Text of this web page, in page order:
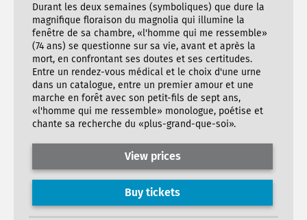
Durant les deux semaines (symboliques) que dure la
magnifique floraison du magnolia qui illumine la
fenêtre de sa chambre, «l'homme qui me ressemble»
(74 ans) se questionne sur sa vie, avant et après la
mort, en confrontant ses doutes et ses certitudes.
Entre un rendez-vous médical et le choix d'une urne
dans un catalogue, entre un premier amour et une
marche en forêt avec son petit-fils de sept ans,
«l'homme qui me ressemble» monologue, poétise et
chante sa recherche du «plus-grand-que-soi».
View prices
Buy tickets